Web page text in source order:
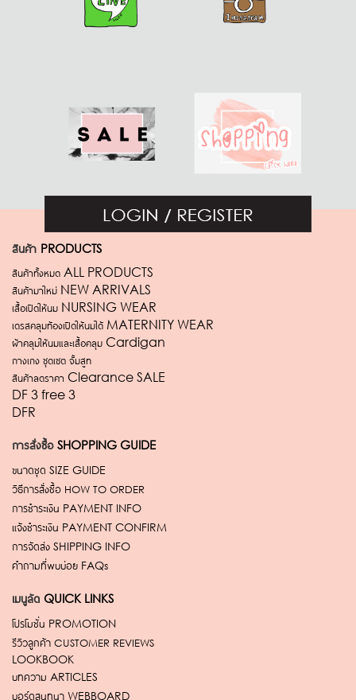
สินค้า PRODUCTS
สินค้าทั้งหมด ALL PRODUCTS
สินค้ามาใหม่ NEW ARRIVALS
เสื้อเปิดให้นม NURSING WEAR
เดรสคลุมท้องเปิดให้นมได้ MATERNITY WEAR
ผ้าคลุมให้นมและเสื้อคลุม Cardigan
กางเกง ชุดเซต จั้มสูท
สินค้าลดราคา Clearance SALE
DF 3 free 3
DFR
การสั่งซื้อ SHOPPING GUIDE
ขนาดชุด SIZE GUIDE
วิธีการสั่งซื้อ HOW TO ORDER
การชำระเงิน PAYMENT INFO
แจ้งชำระเงิน PAYMENT CONFIRM
การจัดส่ง SHIPPING INFO
คำถามที่พบบ่อย FAQs
เมนูลัด QUICK LINKS
โปรโมชั่น PROMOTION
รีวิวลูกค้า CUSTOMER REVIEWS
LOOKBOOK
บทความ ARTICLES
บอร์ดสนทนา WEBBOARD